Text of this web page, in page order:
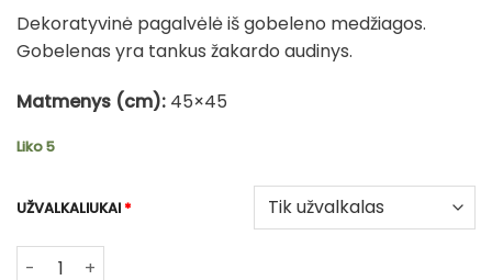
Dekoratyvinė pagalvėlė iš gobeleno medžiagos.
Gobelenas yra tankus žakardo audinys.
Matmenys (cm): 45×45
Liko 5
UŽVALKALIUKAI*
produkto kiekis: Dvipusė gobeleno pagalvėlė – Ugninis